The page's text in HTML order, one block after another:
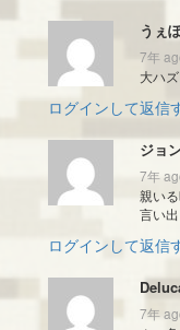
うぇ
7年
大ハ
ログインして返信
ジョ
7年
親い
言い
ログインして返信
7年